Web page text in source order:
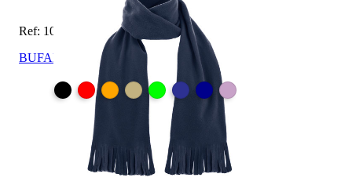
Ref: 10104-MA
BUFANDA POLAR "ISLANDIA"